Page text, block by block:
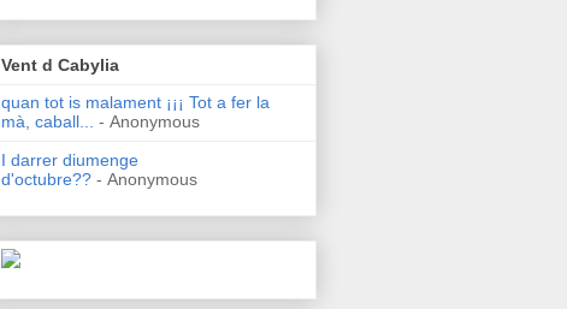
Vent d Cabylia
quan tot is malament ¡¡¡ Tot a fer la
mà, caball...
- Anonymous
I darrer diumenge
d'octubre?? - Anonymous